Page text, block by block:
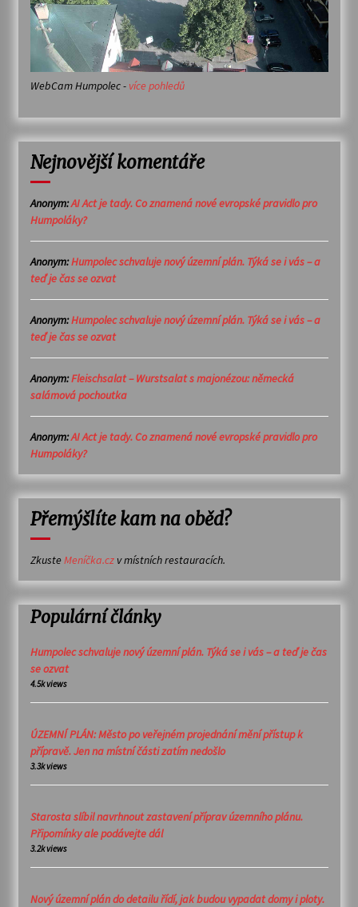
WebCam Humpolec - více pohledů
Nejnovější komentáře
Anonym:AI Act je tady. Co znamená nové evropské pravidlo pro
Humpoláky?
Anonym:Humpolec schvaluje nový územní plán. Týká se i vás – a
teď je čas se ozvat
Anonym:Humpolec schvaluje nový územní plán. Týká se i vás – a
teď je čas se ozvat
Anonym:Fleischsalat – Wurstsalat s majonézou: německá
salámová pochoutka
Anonym:AI Act je tady. Co znamená nové evropské pravidlo pro
Humpoláky?
Přemýšlíte kam na oběd?
ZkusteMeníčka.czv místních restauracích.
Populární články
Humpolec schvaluje nový územní plán. Týká se i vás – a teď je čas
se ozvat
4.5k views
ÚZEMNÍ PLÁN: Město po veřejném projednání mění přístup k
přípravě. Jen na místní části zatím nedošlo
3.3k views
Starosta slíbil navrhnout zastavení příprav územního plánu.
Připomínky ale podávejte dál
3.2k views
Nový územní plán do detailu řídí, jak budou vypadat domy i ploty.